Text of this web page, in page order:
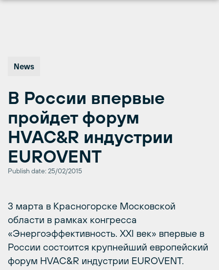
News
В России впервые
пройдет форум
HVAC&R индустрии
EUROVENT
Publish date: 25/02/2015
3 марта в Красногорске Московской
области в рамках конгресса
«Энергоэффективность. XXI век» впервые в
России состоится крупнейший европейский
форум HVAC&R индустрии EUROVENT.